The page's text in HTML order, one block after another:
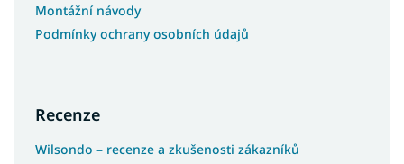
Montážní návody
Podmínky ochrany osobních údajů
Recenze
Wilsondo – recenze a zkušenosti zákazníků